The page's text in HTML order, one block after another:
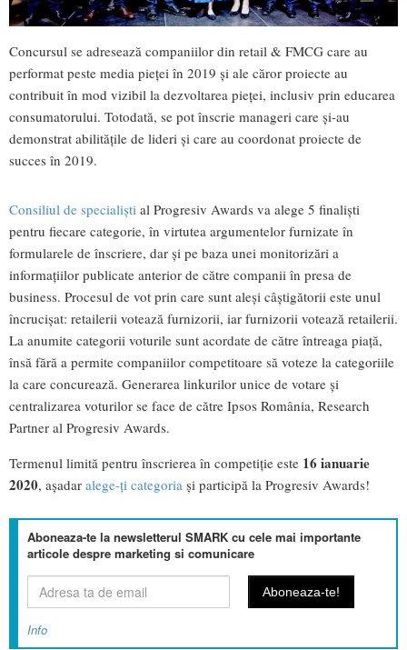
Concursul se adresează companiilor din retail & FMCG care au
performat peste media pieței în 2019 și ale căror proiecte au
contribuit în mod vizibil la dezvoltarea pieței, inclusiv prin educarea
consumatorului. Totodată, se pot înscrie manageri care și-au
demonstrat abilitățile de lideri și care au coordonat proiecte de
succes în 2019.
Consiliul de specialiști al Progresiv Awards va alege 5 finaliști
pentru fiecare categorie, în virtutea argumentelor furnizate în
formularele de înscriere, dar și pe baza unei monitorizări a
informațiilor publicate anterior de către companii în presa de
business. Procesul de vot prin care sunt aleși câștigătorii este unul
încrucișat: retailerii votează furnizorii, iar furnizorii votează retailerii.
La anumite categorii voturile sunt acordate de către întreaga piață,
însă fără a permite companiilor competitoare să voteze la categoriile
la care concurează. Generarea linkurilor unice de votare și
centralizarea voturilor se face de către Ipsos România, Research
Partner al Progresiv Awards.
Termenul limită pentru înscrierea în competiție este 16 ianuarie
2020, așadar alege-ți categoria și participă la Progresiv Awards!
Aboneaza-te la newsletterul SMARK cu cele mai importante
articole despre marketing si comunicare
Info